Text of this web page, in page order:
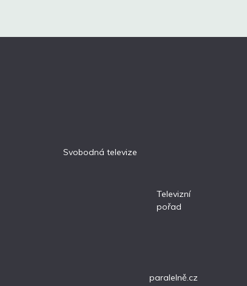
Svobodná televize
Televizní
pořad
paralelně.cz